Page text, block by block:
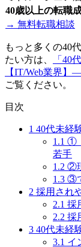
40歳以上の転職
→ 無料転職相談
もっと多くの40
たい方は、
「40
【IT/Web業界】
ご覧ください。
目次
1 40代未経
1.1 ①
若手
1.2 ②
1.3 ③
2 採用され
2.1 採
2.2 採
3 40代未経
3.1 イ